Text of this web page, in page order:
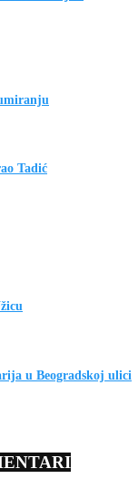
Tadić
u Beogradskoj ulici